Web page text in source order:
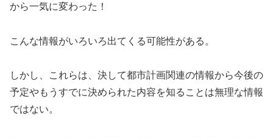
から一気に変わった！
こんな情報がいろいろ出てくる可能性がある。
しかし、これらは、決して都市計画関連の情報から今後の
予定やもうすでに決められた内容を知ることは無理な情報
ではない。